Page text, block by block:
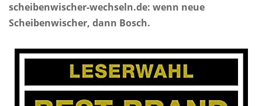
scheibenwischer-wechseln.de: wenn neue
Scheibenwischer, dann Bosch.